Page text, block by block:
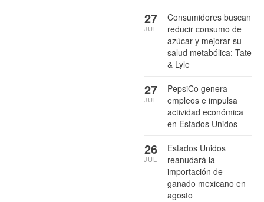
Consumidores buscan
reducir consumo de
azúcar y mejorar su
salud metabólica: Tate
& Lyle
27
JUL
PepsiCo genera
empleos e impulsa
actividad económica
en Estados Unidos
27
JUL
Estados Unidos
reanudará la
importación de
ganado mexicano en
agosto
26
JUL